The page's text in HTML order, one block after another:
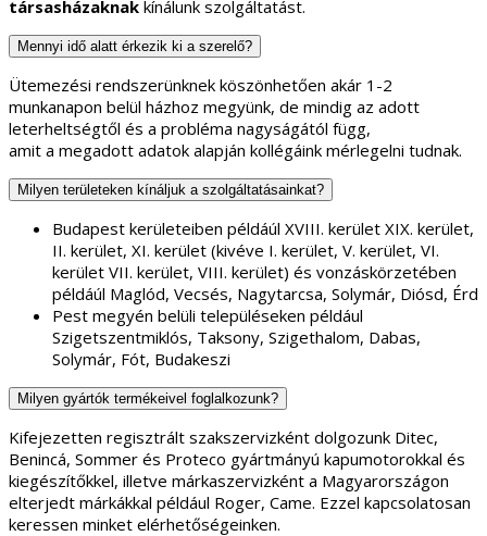
társasházaknak kínálunk szolgáltatást.
Mennyi idő alatt érkezik ki a szerelő?
Ütemezési rendszerünknek köszönhetően akár 1-2
munkanapon belül házhoz megyünk, de mindig az adott
leterheltségtől és a probléma nagyságától függ,
amit a megadott adatok alapján kollégáink mérlegelni tudnak.
Milyen területeken kínáljuk a szolgáltatásainkat?
Budapest kerületeiben példáúl XVIII. kerület XIX. kerület,
II. kerület, XI. kerület (kivéve I. kerület, V. kerület, VI.
kerület VII. kerület, VIII. kerület) és vonzáskörzetében
példáúl Maglód, Vecsés, Nagytarcsa, Solymár, Diósd, Érd
Pest megyén belüli településeken például
Szigetszentmiklós, Taksony, Szigethalom, Dabas,
Solymár, Fót, Budakeszi
Milyen gyártók termékeivel foglalkozunk?
Kifejezetten regisztrált szakszervizként dolgozunk Ditec,
Benincá, Sommer és Proteco gyártmányú kapumotorokkal és
kiegészítőkkel, illetve márkaszervizként a Magyarországon
elterjedt márkákkal például Roger, Came. Ezzel kapcsolatosan
keressen minket elérhetőségeinken.